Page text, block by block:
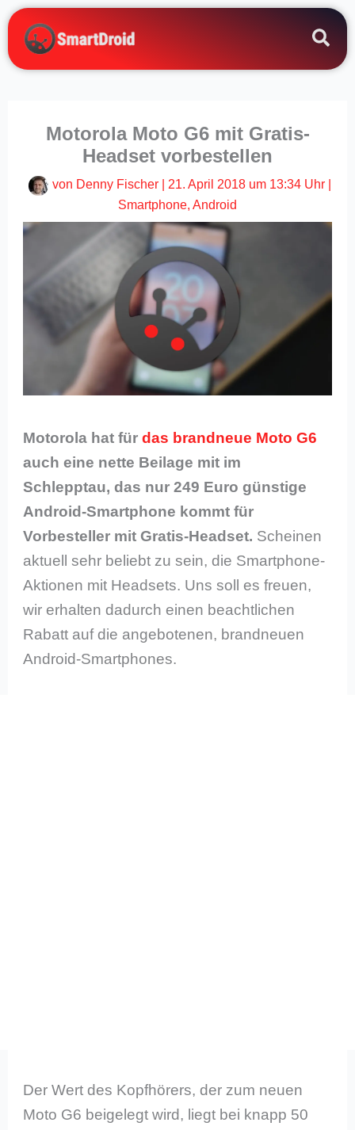
Zum
Inhalt
springen
Motorola Moto G6 mit Gratis-
Headset vorbestellen
von Denny Fischer 21. April 2018 um 13:34 Uhr|
Smartphone, Android
Motorola hat fürdas brandneue Moto G6
auch eine nette Beilage mit im
Schlepptau, das nur 249 Euro günstige
Android-Smartphone kommt für
Vorbesteller mit Gratis-Headset. Scheinen
aktuell sehr beliebt zu sein, die Smartphone-
Aktionen mit Headsets. Uns soll es freuen,
wir erhalten dadurch einen beachtlichen
Rabatt auf die angebotenen, brandneuen
Android-Smartphones.
Der Wert des Kopfhörers, der zum neuen
Moto G6 beigelegt wird, liegt bei knapp 50